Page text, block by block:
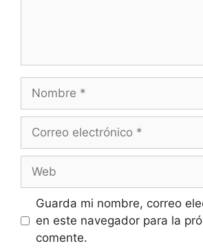
electrónico
Guarda mi nombre, correo
en este navegador para la
comente.